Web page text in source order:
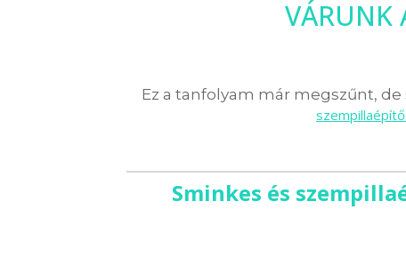
VÁRUNK
Ez a tanfolyam már megszűnt,
Sminkes és